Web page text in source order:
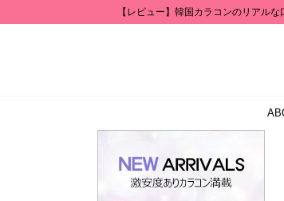
【レビュー】韓国カラコンのリアル